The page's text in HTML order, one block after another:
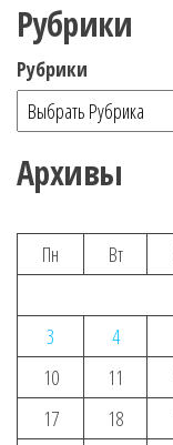
Рубрики
Рубрики
Архивы
Пн
Вт
3
4
10
11
17
18